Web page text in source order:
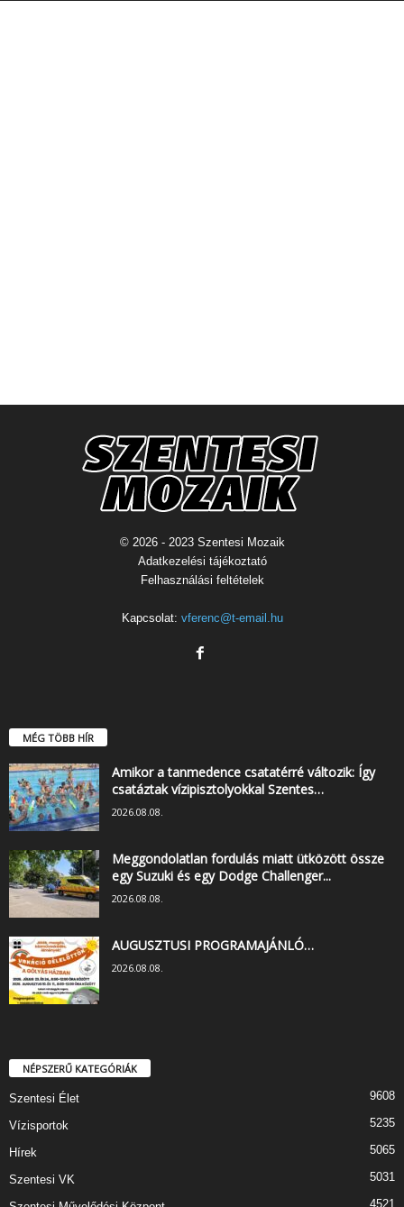
© 2026 - 2023 Szentesi Mozaik
Adatkezelési tájékoztató
Felhasználási feltételek
Kapcsolat: vferenc@t-email.hu
MÉG TÖBB HÍR
Amikor a tanmedence csatatérré változik: Így
csatáztak vízipisztolyokkal Szentes…
2026.08.08.
Meggondolatlan fordulás miatt ütközött össze
egy Suzuki és egy Dodge Challenger...
2026.08.08.
AUGUSZTUSI PROGRAMAJÁNLÓ…
2026.08.08.
NÉPSZERŰ KATEGÓRIÁK
Szentesi Élet 9608
Vízisportok 5235
Hírek 5065
Szentesi VK 5031
4521